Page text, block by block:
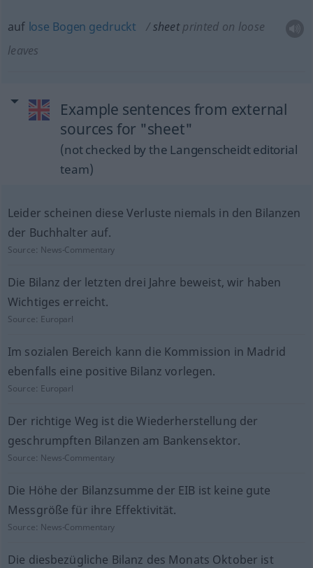
auf lose Bogen gedruckt sheet printed on loose
leaves
Example sentences from external
sources for "sheet"
(not checked by the Langenscheidt editorial
team)
Leider scheinen diese Verluste niemals in den Bilanzen
der Buchhalter auf.
Source: News-Commentary
Die Bilanz der letzten drei Jahre beweist, wir haben
Wichtiges erreicht.
Source: Europarl
Im sozialen Bereich kann die Kommission in Madrid
ebenfalls eine positive Bilanz vorlegen.
Source: Europarl
Der richtige Weg ist die Wiederherstellung der
geschrumpften Bilanzen am Bankensektor.
Source: News-Commentary
Die Höhe der Bilanzsumme der EIB ist keine gute
Messgröße für ihre Effektivität.
Source: News-Commentary
Die diesbezügliche Bilanz des Monats Oktober ist